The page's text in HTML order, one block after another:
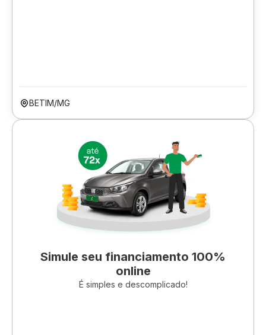
BETIM/MG
Simule seu financiamento 100%
online
É simples e descomplicado!